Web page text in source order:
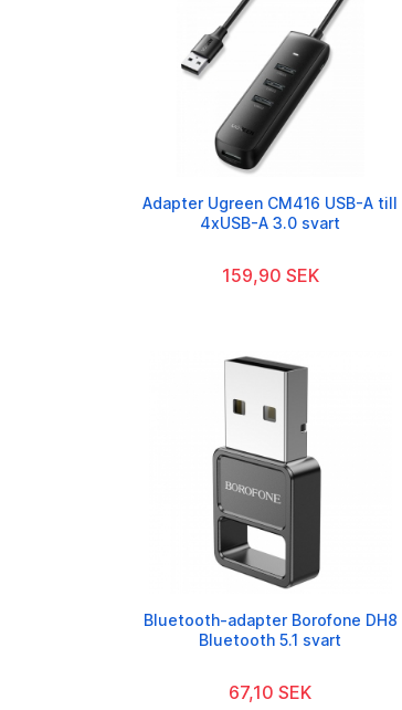
Adapter Ugreen CM416 USB-A till
4xUSB-A 3.0 svart
159,90 SEK
Bluetooth-adapter Borofone DH8
Bluetooth 5.1 svart
67,10 SEK